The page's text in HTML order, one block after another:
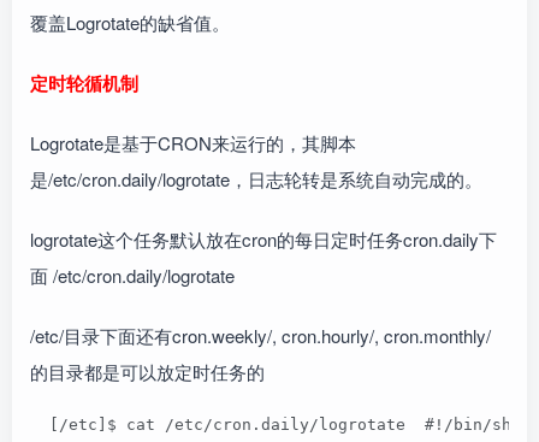
覆盖Logrotate的缺省值。
定时轮循机制
Logrotate是基于CRON来运行的，其脚本
是/etc/cron.daily/logrotate，日志轮转是系统自动完成的。
logrotate这个任务默认放在cron的每日定时任务cron.daily下
面 /etc/cron.daily/logrotate
/etc/目录下面还有cron.weekly/, cron.hourly/, cron.monthly/
的目录都是可以放定时任务的
[/etc]$ cat /etc/cron.daily/logrotate  #!/bin/sh